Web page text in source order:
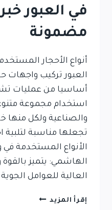
في العبور
مضمونة
أنواع الأحجار
العبور تركيب واجهات
أساسيا من عمليات
استخدام مجموعة
والصناعية ولكل
تجعلها مناسبة لتلبية
الأنواع المستخدمة في
الهاشمي: يتميز بالقوة
العالية للعوامل
إقرأ المزيد شركة